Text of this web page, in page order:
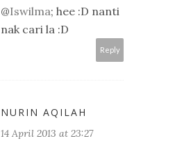
@Iswilma; hee :D nanti
nak cari la :D
Reply
NURIN AQILAH
14 April 2013 at 23:27